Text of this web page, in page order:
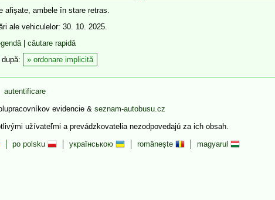
afișate, ambele în stare retras.
ale vehiculelor: 30. 10. 2025.
| căutare rapidă
ordonare implicită
autentificare
evidencie & seznam-autobusu.cz
užívateľmi a prevádzkovatelia nezodpovedajú za ich obsah.
po polsku українською românește magyarul